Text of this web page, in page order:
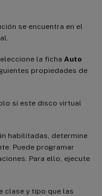
se encuentra en el
la ficha Auto
propiedades de
si este disco virtual
habilitadas, determine
Puede programar
Para ello, ejecute
clase y tipo que las